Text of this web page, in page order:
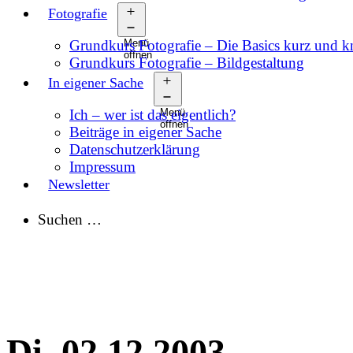
Fotografie
Menü
öffnen
Grundkurs Fotografie – Die Basics kurz und
Grundkurs Fotografie – Bildgestaltung
In eigener Sache
Menü
öffnen
Ich – wer ist das eigentlich?
Beiträge in eigener Sache
Datenschutzerklärung
Impressum
Newsletter
Suchen …